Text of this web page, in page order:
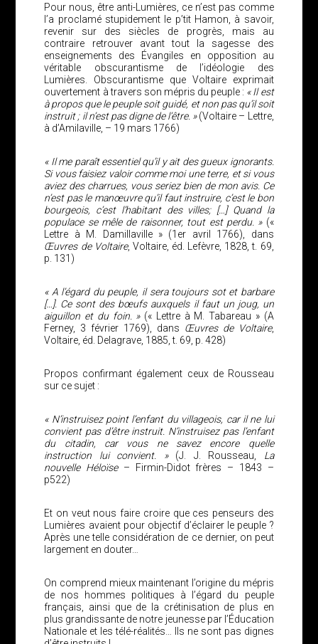
Pour nous, être anti-Lumières, ce n’est pas comme
l’a proclamé stupidement le p’tit Hamon, à savoir,
revenir sur des siècles de progrès, mais au
contraire retrouver avant tout la sagesse des
enseignements des Évangiles en opposition au
véritable obscurantisme de l’idéologie des
Lumières. Obscurantisme que Voltaire exprimait
ouvertement à travers son mépris du peuple : « Il est
à propos que le peuple soit guidé, et non pas qu’il soit
instruit ; il n’est pas digne de l’être. »(Voltaire – Lettre,
à d’Amilaville, – 19 mars 1766)
« Il me paraît essentiel qu’il y ait des gueux ignorants.
Si vous faisiez valoir comme moi une terre, et si vous
aviez des charrues, vous seriez bien de mon avis. Ce
n’est pas le manœuvre qu’il faut instruire, c’est le bon
bourgeois, c’est l’habitant des villes; […] Quand la
populace se mêle de raisonner, tout est perdu. » («
Lettre à M. Damillaville » (1er avril 1766), dans
Œuvres de Voltaire, Voltaire, éd. Lefèvre, 1828, t. 69,
p. 131)
« A l’égard du peuple, il sera toujours sot et barbare
[…]. Ce sont des bœufs auxquels il faut un joug, un
aiguillon et du foin. » (« Lettre à M. Tabareau » (A
Ferney, 3 février 1769), dans Œuvres de Voltaire,
Voltaire, éd. Delagrave, 1885, t. 69, p. 428)
Propos confirmant également ceux de Rousseau
sur ce sujet :
« N’instruisez point l’enfant du villageois, car il ne lui
convient pas d’être instruit. N’instruisez pas l’enfant
du citadin, car vous ne savez encore quelle
instruction lui convient. » (J. J. Rousseau, La
nouvelle Héloïse– Firmin-Didot frères – 1843 –
p522)
Et on veut nous faire croire que ces penseurs des
Lumières avaient pour objectif d’éclairer le peuple ?
Après une telle considération de ce dernier, on peut
largement en douter…
On comprend mieux maintenant l’origine du mépris
de nos hommes politiques à l’égard du peuple
français, ainsi que de la crétinisation de plus en
plus grandissante de notre jeunesse par l’Éducation
Nationale et les télé-réalités… Ils ne sont pas dignes